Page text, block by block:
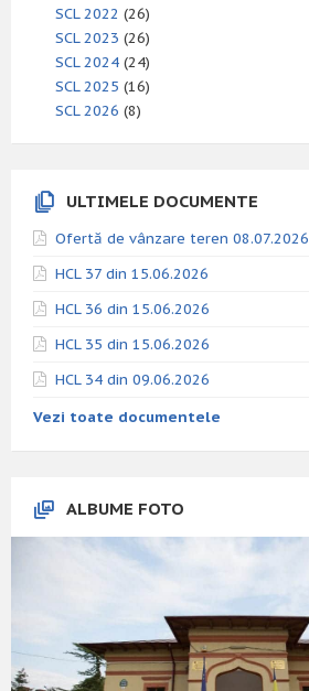
SCL 2022 (26)
SCL 2023 (26)
SCL 2024 (24)
SCL 2025 (16)
SCL 2026 (8)
ULTIMELE DOCUMENTE
Ofertă de vânzare teren 08.07.2026
HCL 37 din 15.06.2026
HCL 36 din 15.06.2026
HCL 35 din 15.06.2026
HCL 34 din 09.06.2026
Vezi toate documentele
ALBUME FOTO